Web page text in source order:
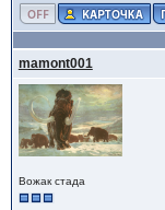
mamont001
Вожак стада